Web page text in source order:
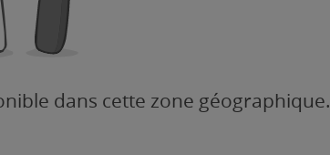
dans cette zone géographique.